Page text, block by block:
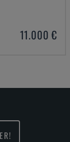
11.000 €